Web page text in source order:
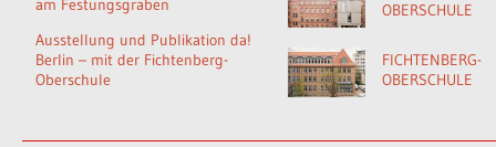
am Festungsgraben
Ausstellung und Publikation da!
Berlin – mit der Fichtenberg-
Oberschule
OBERSCHULE
FICHTENBERG-
OBERSCHULE